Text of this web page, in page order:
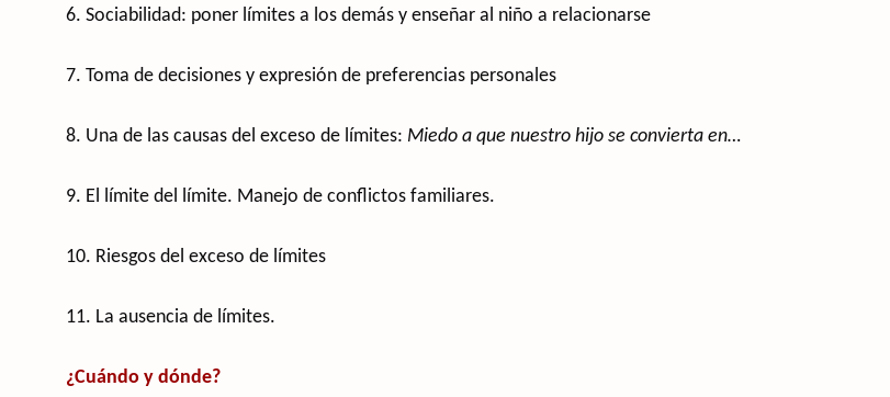
6. Sociabilidad: poner límites a los demás y enseñar al niño a relacionarse
7. Toma de decisiones y expresión de preferencias personales
8. Una de las causas del exceso de límites: Miedo a que nuestro hijo se convierta en…
9. El límite del límite. Manejo de conflictos familiares.
10. Riesgos del exceso de límites
11. La ausencia de límites.
¿Cuándo y dónde?